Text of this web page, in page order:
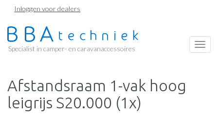
Overslaan
naar
de
Inloggen voor dealers
Specialist in camper- en caravanaccessoires
Afstandsraam 1-vak hoog
leigrijs S20.000 (1x)